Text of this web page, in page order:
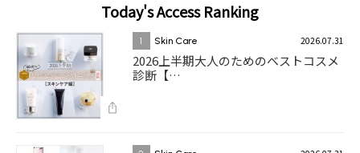
Today's Access Ranking
1 Skin Care 2026.07.31
2026上半期大人のためのベストコスメ
診断【…